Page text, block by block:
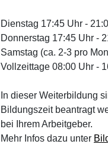
Dienstag 17:45 Uhr -
Donnerstag 17:45 Uhr -
Samstag (ca. 2-3 pro
Vollzeittage 08:00 Uhr -
In dieser Weiterbildung
Bildungszeit beantragt
bei Ihrem Arbeitgeber.
Mehr Infos dazu unter